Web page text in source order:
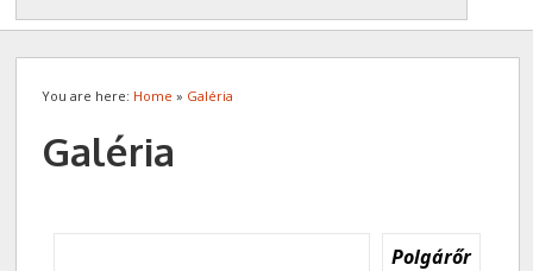
You are here: Home » Galéria
Galéria
Polgárőr